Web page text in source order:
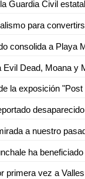
desaparecido